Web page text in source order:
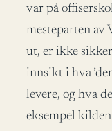
var på
mesteparten av
ut, er ikke
innsikt i hva
levere, og hva
eksempel